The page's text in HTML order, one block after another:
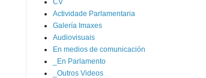
CV
Actividade Parlamentaria
Galería Imaxes
Audiovisuais
En medios de comunicación
_En Parlamento
_Outros Videos